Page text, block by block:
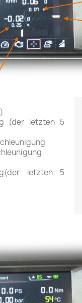
(der letzten 5
letzten 5